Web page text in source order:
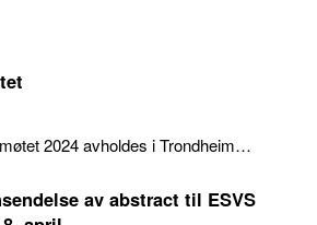
2024 avholdes i Trondheim…
av abstract til ESVS